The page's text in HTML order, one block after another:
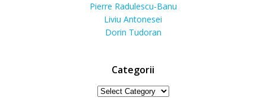
Pierre Radulescu-Banu
Liviu Antonesei
Dorin Tudoran
Categorii
Categorii